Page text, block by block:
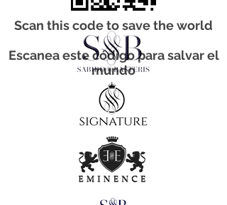
Scan this code to save the world
Escanea este código para salvar el
mundo